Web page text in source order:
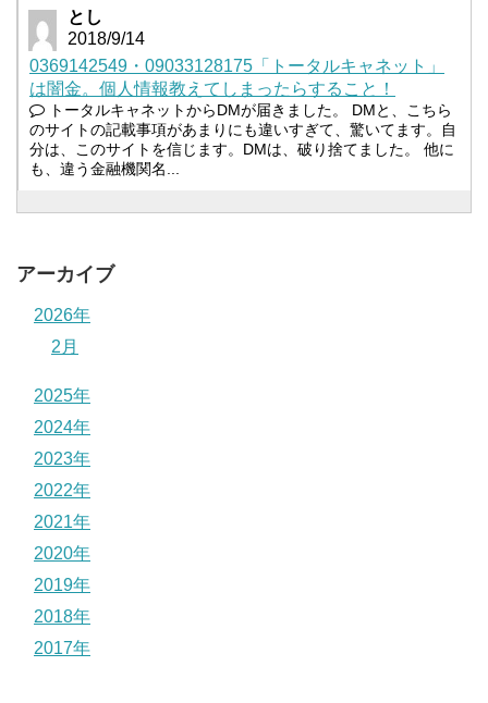
とし
2018/9/14
0369142549・09033128175「トータルキャネット」
は闇金。個人情報教えてしまったらすること！
トータルキャネットからDMが届きました。 DMと、こちら
のサイトの記載事項があまりにも違いすぎて、驚いてます。自
分は、このサイトを信じます。DMは、破り捨てました。 他に
も、違う金融機関名...
アーカイブ
2026年
2月
2025年
2024年
2023年
2022年
2021年
2020年
2019年
2018年
2017年